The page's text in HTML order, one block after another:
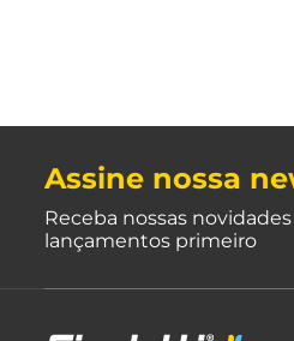
Assine nossa
Receba nossas novidades
lançamentos primeiro